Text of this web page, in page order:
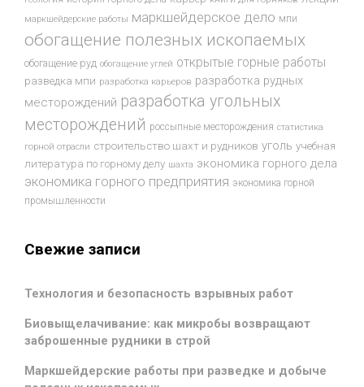
маркшейдерские работы маркшейдерское дело мпи
обогащение полезных ископаемых
обогащение руд обогащение углей открытые горные работы
разведка мпи разработка карьеров разработка рудных
месторождений разработка угольных
месторождений россыпные месторождения статистика
горной отрасли строительство шахт и рудников уголь учебная
литература по горному делу шахта экономика горного дела
экономика горного предприятия экономика горной
промышленности
Свежие записи
Технология и безопасность взрывных работ
Биовыщелачивание: как микробы возвращают
заброшенные рудники в строй
Маркшейдерские работы при разведке и добыче